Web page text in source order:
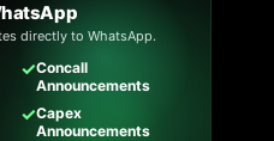
directly to WhatsApp.
✓Concall
Announcements
✓Capex
Announcements